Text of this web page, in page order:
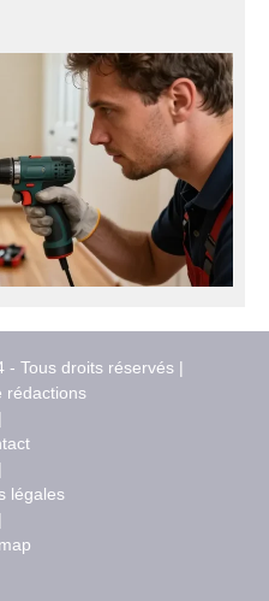
- Tous droits réservés |
rédactions
|
|
légales
|